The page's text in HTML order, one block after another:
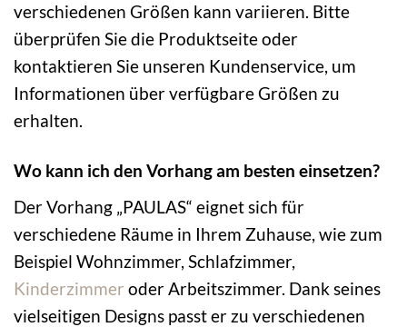
verschiedenen Größen kann variieren. Bitte
überprüfen Sie die Produktseite oder
kontaktieren Sie unseren Kundenservice, um
Informationen über verfügbare Größen zu
erhalten.
Wo kann ich den Vorhang am besten einsetzen?
Der Vorhang „PAULAS“ eignet sich für
verschiedene Räume in Ihrem Zuhause, wie zum
Beispiel Wohnzimmer, Schlafzimmer,
Kinderzimmer oder Arbeitszimmer. Dank seines
vielseitigen Designs passt er zu verschiedenen